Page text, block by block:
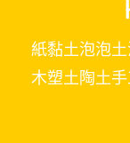
紙黏土泡泡土
木塑土陶土